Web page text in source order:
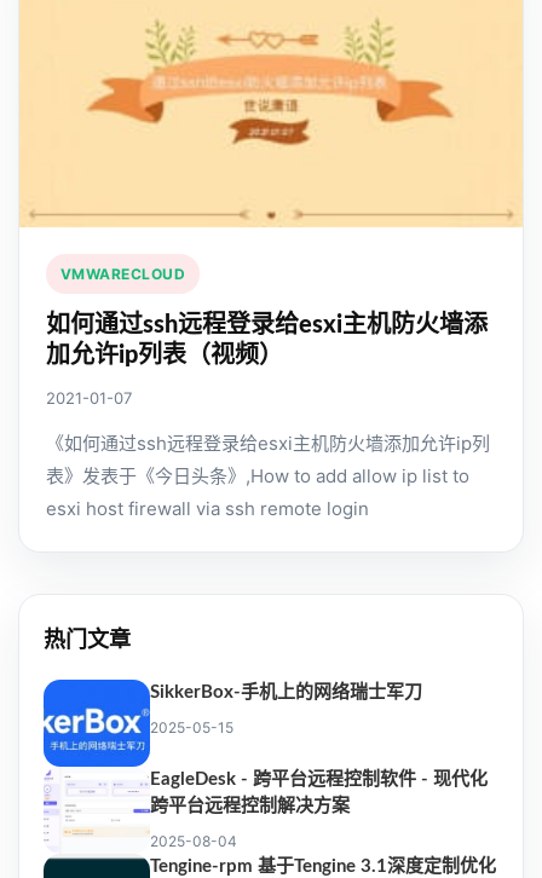
VMWARECLOUD
如何通过ssh远程登录给esxi主机防火墙添
加允许ip列表（视频）
2021-01-07
《如何通过ssh远程登录给esxi主机防火墙添加允许ip列
表》发表于《今日头条》,How to add allow ip list to
esxi host firewall via ssh remote login
热门文章
SikkerBox-手机上的网络瑞士军刀
2025-05-15
EagleDesk - 跨平台远程控制软件 - 现代化
跨平台远程控制解决方案
2025-08-04
Tengine-rpm 基于Tengine 3.1深度定制优化